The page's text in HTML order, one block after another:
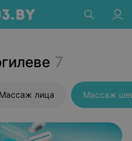
7
Массаж лица Массаж